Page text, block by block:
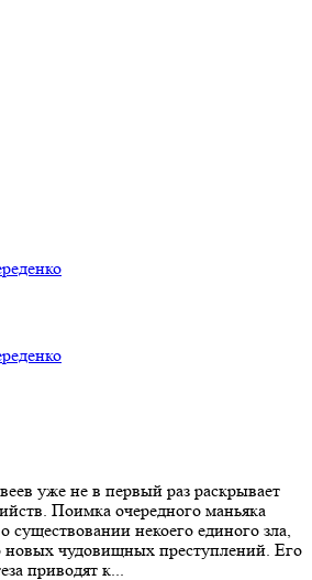
уже не в первый раз раскрывает
Поимка очередного маньяка
некоего единого зла,
чудовищных преступлений. Его
приводят к...